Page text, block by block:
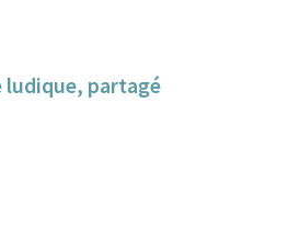
ludique, partagé